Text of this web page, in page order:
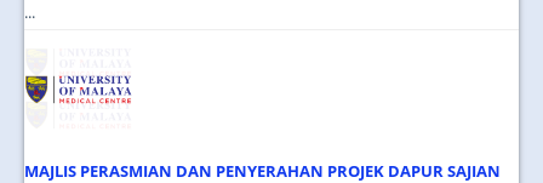
...
MAJLIS PERASMIAN DAN PENYERAHAN PROJEK DAPUR SAJIAN